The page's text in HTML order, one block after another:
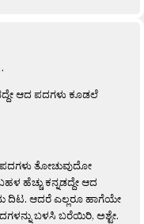
ಆದ ಪದಗಳು ಕೂಡಲೆ
ತೋಚುವುದೋ
ಹೆಚ್ಚು ಕನ್ನಡದ್ದೇ ಆದ
ದಿಟ. ಆದರೆ ಎಲ್ಲರೂ ಹಾಗೆಯೇ
ಬಳಸಿ ಬರೆಯಿರಿ, ಅಶ್ಟೇ.